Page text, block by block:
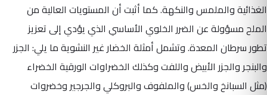
الغذائية والملمس والنكهة. كما أثبت أن المستويات العالية من
الملح مسؤولة عن الضرر الخلوي الأساسي الذي يؤدي إلى تعزيز
تطور سرطان المعدة. وتشمل أمثلة الخضار غير النشوية ما يلي: الجزر
والبنجر والجزر الأبيض واللفت وكذلك الخضراوات الورقية الخضراء
(مثل السبانخ والخس) والملفوف والبروكلي والجرجير وخضروات